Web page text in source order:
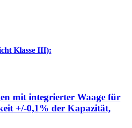
Klasse III):
mit integrierter Waage für
+/-0,1% der Kapazität,